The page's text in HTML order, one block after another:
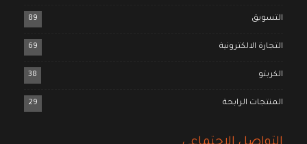
التسويق 89
التجارة الالكترونية 69
الكربتو 38
المنتجات الرابحة 29